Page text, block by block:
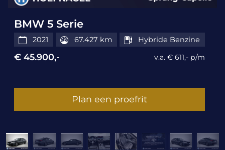
BMW 5 Serie
2021 67.427 km Hybride Benzine
€ 45.900,- v.a. € 611,- p/m
Plan een proefrit